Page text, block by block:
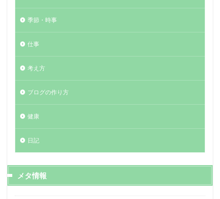
季節・時事
仕事
考え方
ブログの作り方
健康
日記
メタ情報